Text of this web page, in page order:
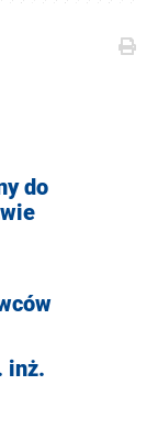
do
inż.